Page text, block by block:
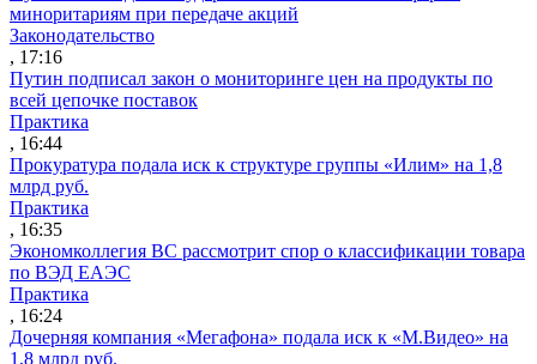
миноритариям при передаче акций
Законодательство
, 17:16
Путин подписал закон о мониторинге цен на продукты по
всей цепочке поставок
Практика
, 16:44
Прокуратура подала иск к структуре группы «Илим» на 1,8
млрд руб.
Практика
, 16:35
Экономколлегия ВС рассмотрит спор о классификации товара
по ВЭД ЕАЭС
Практика
, 16:24
Дочерняя компания «Мегафона» подала иск к «М.Видео» на
1,8 млрд руб.